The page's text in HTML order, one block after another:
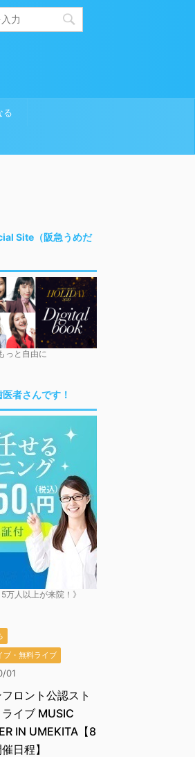
る
Site（阪急うめだ
っと自由に
者さんです！
万人以上が来院！》
ブ・無料ライブ
01
ロント公認スト
ライブ MUSIC
IN UMEKITA【8
日程】